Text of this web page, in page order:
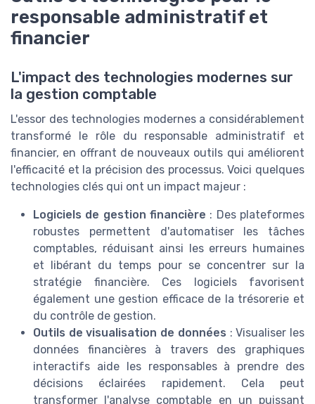
responsable administratif et
financier
L'impact des technologies modernes sur
la gestion comptable
L'essor des technologies modernes a considérablement
transformé le rôle du responsable administratif et
financier, en offrant de nouveaux outils qui améliorent
l'efficacité et la précision des processus. Voici quelques
technologies clés qui ont un impact majeur :
Logiciels de gestion financière : Des plateformes
robustes permettent d'automatiser les tâches
comptables, réduisant ainsi les erreurs humaines
et libérant du temps pour se concentrer sur la
stratégie financière. Ces logiciels favorisent
également une gestion efficace de la trésorerie et
du contrôle de gestion.
Outils de visualisation de données : Visualiser les
données financières à travers des graphiques
interactifs aide les responsables à prendre des
décisions éclairées rapidement. Cela peut
transformer l'analyse comptable en un puissant